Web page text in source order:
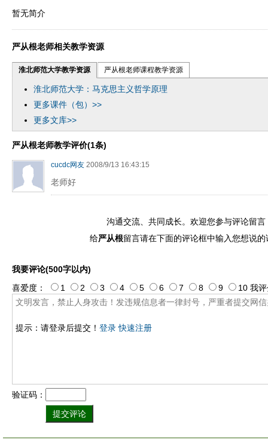
暂无简介
严从根老师相关教学资源
淮北师范大学教学资源 严从根老师课程教学资源
淮北师范大学：马克思主义哲学原理
更多课件（包）>>
更多文库>>
严从根老师教学评价(1条)
cucdc网友 2008/9/13 16:43:15
老师好
沟通交流、共同成长。欢迎您参与评论留言
给严从根留言请在下面的评论框中输入您想说的
我要评论(500字以内)
提示：请登录后提交！ 登录 快速注册
喜爱度： 1 2 3 4 5 6 7 8 9 10 我评
验证码：